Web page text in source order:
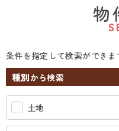
物
条件を指定して検索ができま
種別から検索
土地